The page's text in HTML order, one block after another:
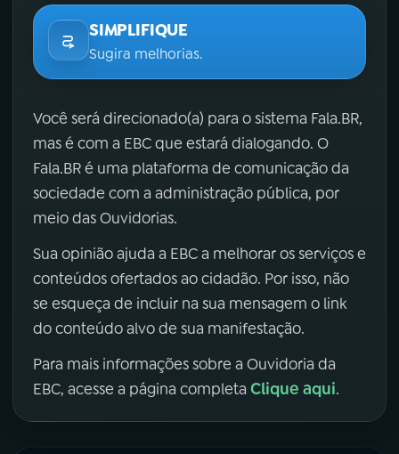
SIMPLIFIQUE
Sugira melhorias.
Você será direcionado(a) para o sistema Fala.BR,
mas é com a EBC que estará dialogando. O
Fala.BR é uma plataforma de comunicação da
sociedade com a administração pública, por
meio das Ouvidorias.
Sua opinião ajuda a EBC a melhorar os serviços e
conteúdos ofertados ao cidadão. Por isso, não
se esqueça de incluir na sua mensagem o link
do conteúdo alvo de sua manifestação.
Para mais informações sobre a Ouvidoria da
EBC, acesse a página completa Clique aqui.